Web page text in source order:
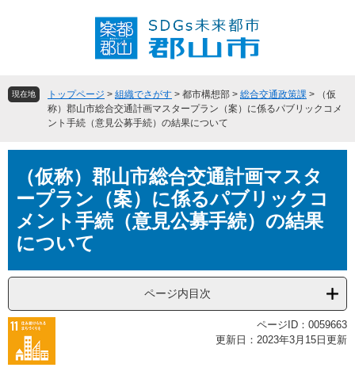
頭
飛現在地 トップページ > 組織でさがす > 都市構想部 > 総合交通政策課 >
（仮
称）郡山市総合交通計画マスタープラン（案）に係るパブリックコメ
ント手続（意見公募手続）の結果について
（仮称）郡山市総合交通計画マスタ
ープラン（案）に係るパブリックコ
メント手続（意見公募手続）の結果
について
ページ内目次
ページID：0059663
更新日：2023年3月15日更新